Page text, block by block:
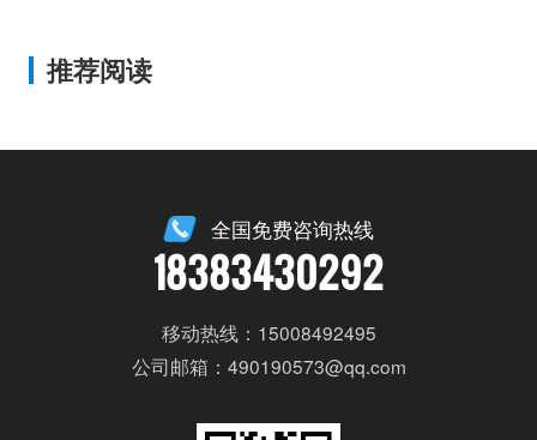
推荐阅读
全国免费咨询热线
18383430292
移动热线：15008492495
公司邮箱：490190573@qq.com